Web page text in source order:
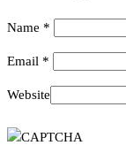
Name *
Email *
Website